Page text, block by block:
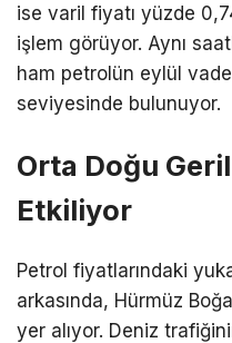
ise varil fiyatı yüzde
işlem görüyor. Aynı
ham petrolün eylül
seviyesinde bulunuyor.
Orta Doğu
Etkiliyor
Petrol fiyatlarındaki
arkasında, Hürmüz
yer alıyor. Deniz